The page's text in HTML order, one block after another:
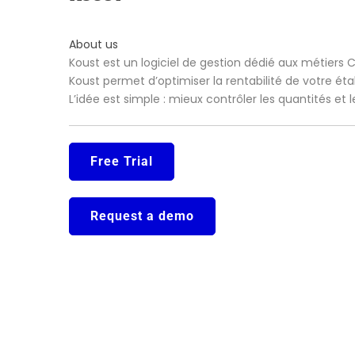
About us
Koust est un logiciel de gestion dédié aux métiers
Koust permet d’optimiser la rentabilité de votre
L’idée est simple : mieux contrôler les quantités
Free Trial
Request a demo